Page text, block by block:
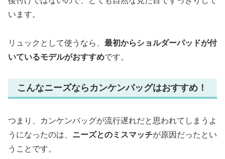
います。
リュックとして使うなら、 最初からショルダーパッドが付
いているモデルがおすすめです。
こんなニーズならカンケンバッグはおすすめ！
つまり、カンケンバッグが流行遅れだと思われてしまうよ
うになったのは、 ニーズとのミスマッチが原因だったとい
うことです。